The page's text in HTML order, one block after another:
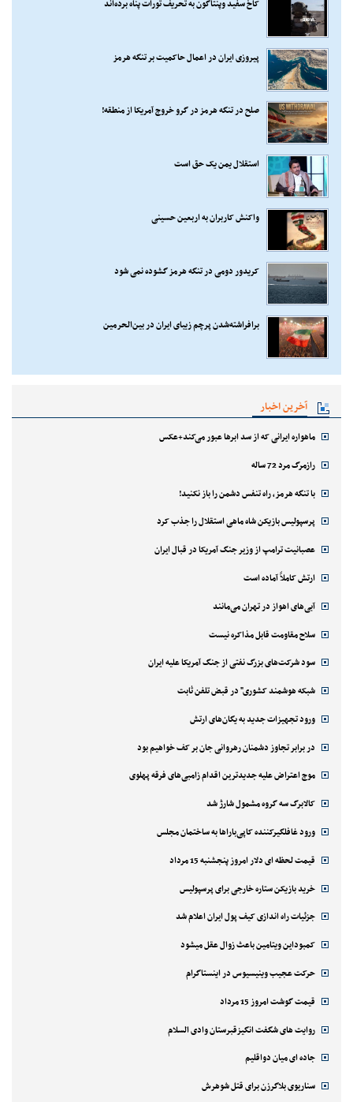
کاخ سفید وپنتاگون به تحریف تورات پناه برده‌اند
پیروزی ایران در اعمال حاکمیت بر تنگه هرمز
صلح در تنگه هرمز در گرو خروج آمریکا از منطقه!
استقلال یمن یک حق است
واکنش کاربران به اربعین حسینی
کریدور دومی در تنگه هرمز گشوده نمی شود
برافراشته‌شدن پرچم زیبای ایران در بین‌الحرمین
آخرین اخبار
ماهواره ایرانی که از سد ابرها عبور می‌کند+عکس
رازمرگ مرد 72 ساله
با تنگه هرمز، راه تنفس دشمن را باز نکنید!
پرسپولیس بازیکن شاه ماهی استقلال را جذب کرد
عصبانیت ترامپ از وزیر جنگ آمریکا در قبال ایران
ارتش کاملاً آماده است
آبی‌های اهواز در تهران می‌مانند
سلاح مقاومت قابل مذاکره نیست
سود شرکت‌های بزرگ نفتی از جنگ آمریکا علیه ایران
شبکه هوشمند کشوری" در قبض تلفن ثابت
ورود تجهیزات جدید به یگان‌های ارتش
در برابر تجاوز دشمنان رهروانی جان بر کف خواهیم بود
موج اعتراض علیه جدیدترین اقدام زامبی‌های فرقه پهلوی
کالابرگ سه گروه مشمول شارژ شد
ورود غافلگیرکننده کاپی‌باراها به ساختمان مجلس
قیمت لحظه ای دلار امروز پنجشنبه 15 مرداد
خرید بازیکن ستاره خارجی برای پرسپولیس
جزئیات راه اندازی کیف پول ایران اعلام شد
کمبوداین ویتامین باعث زوال عقل میشود
حرکت عجیب وینیسیوس در اینستاگرام
قیمت گوشت امروز 15 مرداد
روایت های شگفت انگیزقبرستان وادی السلام
جاده ای میان دواقلیم
سناریوی بلاگرزن برای قتل شوهرش